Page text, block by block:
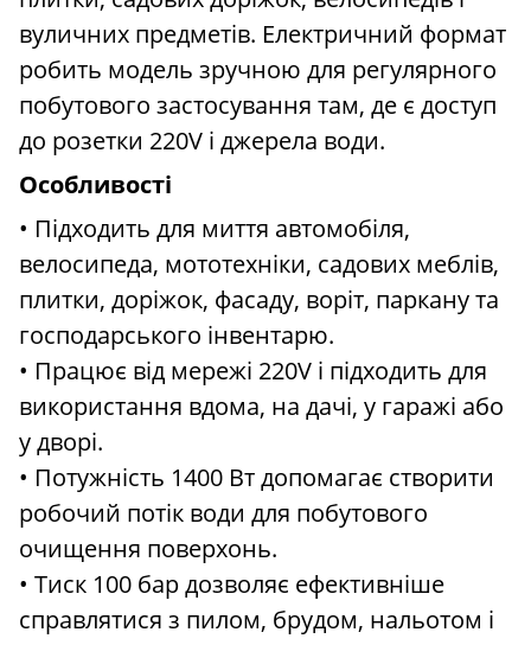
вуличних предметів. Електричний формат
робить модель зручною для регулярного
побутового застосування там, де є доступ
до розетки 220V і джерела води.
Особливості
• Підходить для миття автомобіля,
велосипеда, мототехніки, садових меблів,
плитки, доріжок, фасаду, воріт, паркану та
господарського інвентарю.
• Працює від мережі 220V і підходить для
використання вдома, на дачі, у гаражі або
у дворі.
• Потужність 1400 Вт допомагає створити
робочий потік води для побутового
очищення поверхонь.
• Тиск 100 бар дозволяє ефективніше
справлятися з пилом, брудом, нальотом і